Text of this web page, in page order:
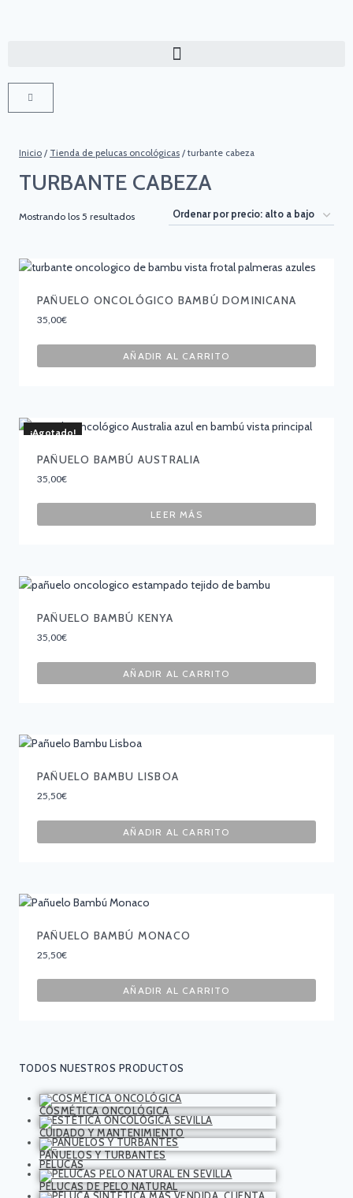
Inicio / Tienda de pelucas oncológicas / turbante cabeza
TURBANTE CABEZA
Mostrando los 5 resultados
PAÑUELO ONCOLÓGICO BAMBÚ DOMINICANA
35,00€
AÑADIR AL CARRITO
¡Agotado!
PAÑUELO BAMBÚ AUSTRALIA
35,00€
LEER MÁS
PAÑUELO BAMBÚ KENYA
35,00€
AÑADIR AL CARRITO
PAÑUELO BAMBU LISBOA
25,50€
AÑADIR AL CARRITO
PAÑUELO BAMBÚ MONACO
25,50€
AÑADIR AL CARRITO
TODOS NUESTROS PRODUCTOS
COSMÉTICA ONCOLÓGICA
CUIDADO Y MANTENIMIENTO
PAÑUELOS Y TURBANTES
PELUCAS
PELUCAS DE PELO NATURAL